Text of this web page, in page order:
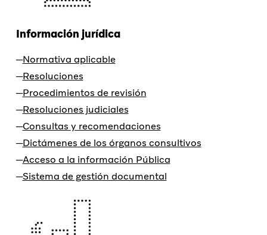
Información jurídica
Normativa aplicable
Resoluciones
Procedimientos de revisión
Resoluciones judiciales
Consultas y recomendaciones
Dictámenes de los órganos consultivos
Acceso a la información Pública
Sistema de gestión documental